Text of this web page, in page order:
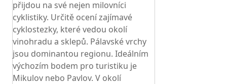
přijdou na své nejen milovníci
cyklistiky. Určitě ocení zajímavé
cyklostezky, které vedou okolí
vinohradu a sklepů. Pálavské vrchy
jsou dominantou regionu. Ideálním
výchozím bodem pro turistiku je
Mikulov nebo Pavlov. V okolí